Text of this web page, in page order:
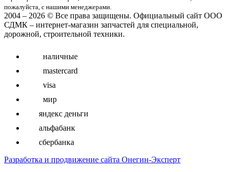
пожaлуйста, с нашими менеджерами.
2004 – 2026 © Все права защищены. Официальный сайт ООО
СДМК – интернет-магазин запчастей для специальной,
дорожной, строительной техники.
наличные
mastercard
visa
мир
яндекс деньги
альфабанк
сбербанка
Разработка и продвижение сайта Онегин-Эксперт